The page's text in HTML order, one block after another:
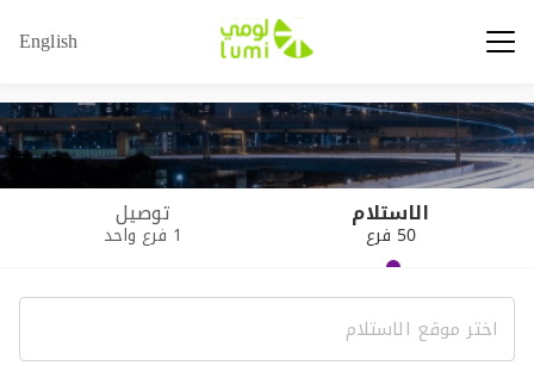
English
الاستلام
50 فرع
توصيل
1 فرع واحد